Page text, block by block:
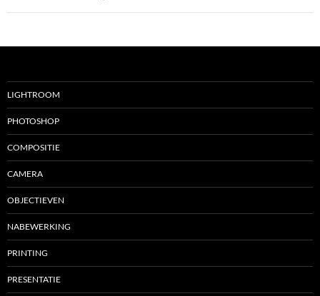
LIGHTROOM
PHOTOSHOP
COMPOSITIE
CAMERA
OBJECTIEVEN
NABEWERKING
PRINTING
PRESENTATIE